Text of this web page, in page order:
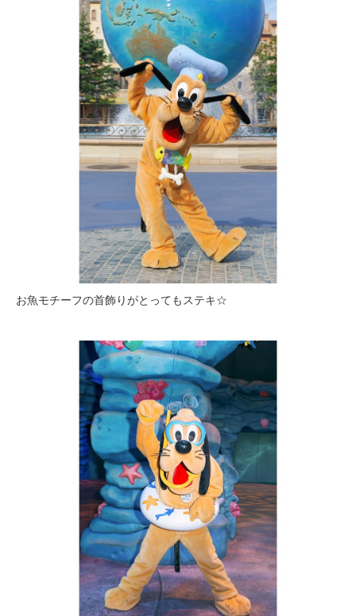
お魚モチーフの首飾りがとってもステキ☆